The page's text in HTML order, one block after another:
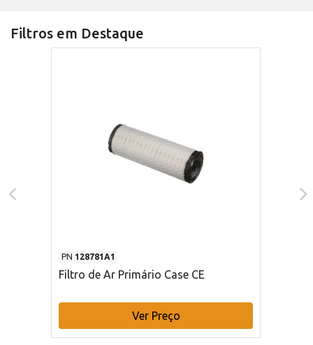
Filtros em Destaque
PN 128781A1
Filtro de Ar Primário Case CE
Ver Preço